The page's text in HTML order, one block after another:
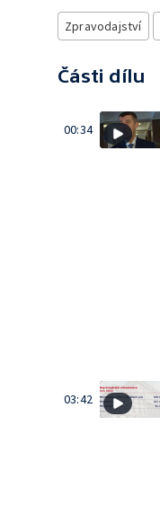
Zpravodajství
Části dílu
00:34
03:42